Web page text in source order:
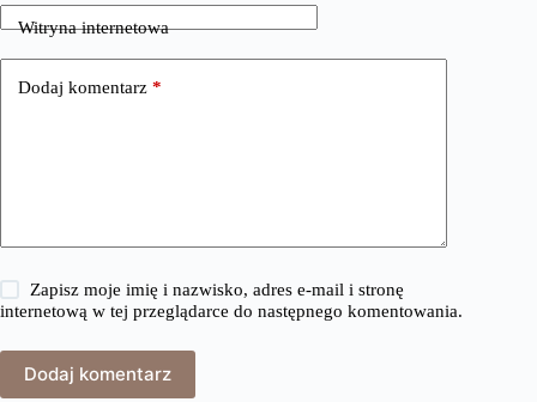
Witryna internetowa
Dodaj komentarz *
Zapisz moje imię i nazwisko, adres e-mail i stronę
internetową w tej przeglądarce do następnego komentowania.
Dodaj komentarz